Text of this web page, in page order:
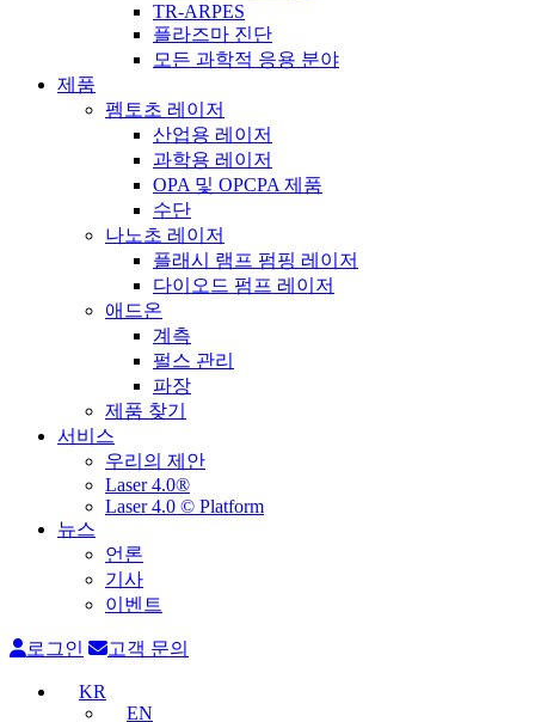
TR-ARPES
플라즈마 진단
모든 과학적 응용 분야
제품
펨토초 레이저
산업용 레이저
과학용 레이저
OPA 및 OPCPA 제품
수단
나노초 레이저
플래시 램프 펌핑 레이저
다이오드 펌프 레이저
애드온
계측
펄스 관리
파장
제품 찾기
서비스
우리의 제안
Laser 4.0®
Laser 4.0 © Platform
뉴스
언론
기사
이벤트
로그인 고객 문의
KR
EN